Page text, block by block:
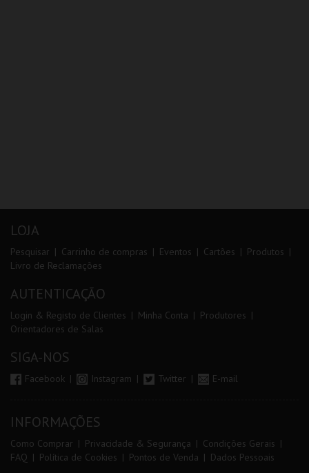
LOJA
Pesquisar Carrinho de compras Eventos Cartões
Produtos
Livro de Reclamações
AUTENTICAÇÃO
Login & Registo de Clientes Minha Conta
Produtores
Orientadores de Salas
SIGA-NOS
Facebook Instagram Twitter E-mail
INFORMAÇÕES
Como Comprar Privacidade & Segurança
Condições Gerais
FAQ
Política de Cookies Pontos de Venda Dados Pessoais